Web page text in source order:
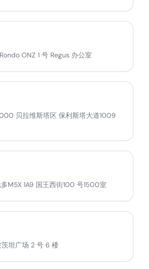
ONZ 1 号 Regus 办公室
贝拉维斯塔区 保利斯塔大道1009
M5X 1A9 国王西街100 号1500室
坦广场 2 号 6 楼